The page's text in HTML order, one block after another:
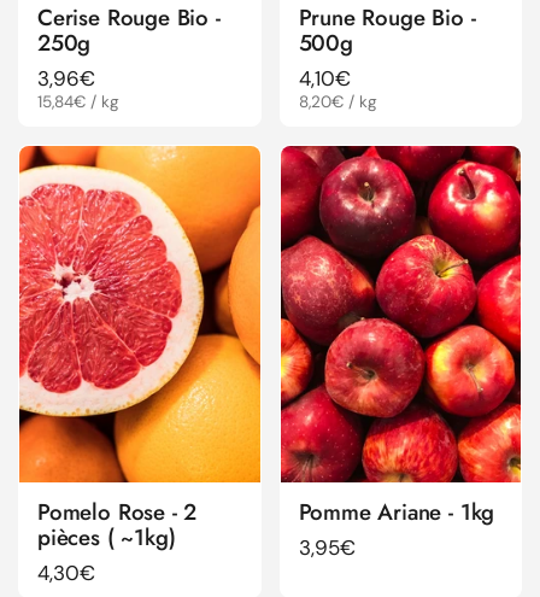
Cerise Rouge Bio -
250g
Prix régulier
3,96€
Prix à l'unité
15,84€ / kg
Prune Rouge Bio -
500g
Prix régulier
4,10€
Prix à l'unité
8,20€ / kg
Pomelo Rose - 2
pièces ( ~1kg)
Prix régulier
4,30€
Pomme Ariane - 1kg
Prix régulier
3,95€